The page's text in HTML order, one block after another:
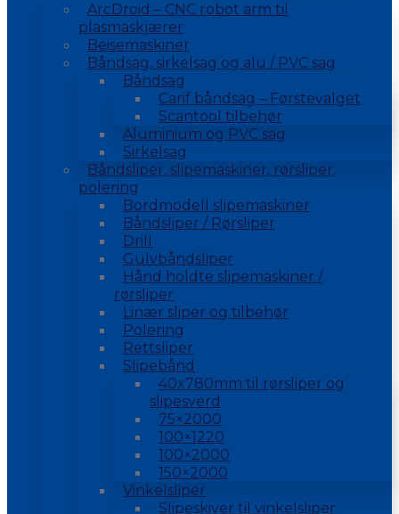
ArcDroid – CNC robot arm til
plasmaskjærer
Beisemaskiner
Båndsag, sirkelsag og alu / PVC sag
Båndsag
Carif båndsag – Førstevalget
Scantool tilbehør
Aluminium og PVC sag
Sirkelsag
Båndsliper, slipemaskiner, rørsliper,
polering
Bordmodell slipemaskiner
Båndsliper / Rørsliper
Drill
Gulvbåndsliper
Hånd holdte slipemaskiner /
rørsliper
Linær sliper og tilbehør
Polering
Rettsliper
Slipebånd
40x780mm til rørsliper og
slipesverd
75×2000
100×1220
100×2000
150×2000
Vinkelsliper
Slipeskiver til vinkelsliper